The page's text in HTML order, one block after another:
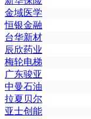
金域医学
恒银金融
台华新材
辰欣药业
梅轮电梯
广东骏亚
中曼石油
拉夏贝尔
亚士创能